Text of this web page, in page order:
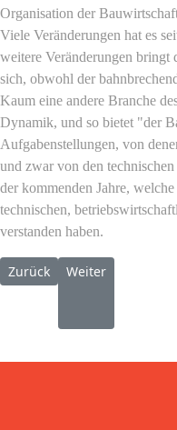
Organisation der
Viele Veränderungen hat es
weitere Veränderungen
sich, obwohl der
Kaum eine andere Branche
Dynamik, und so bietet "der
Aufgabenstellungen, von
und zwar von den
der kommenden Jahre,
technischen,
verstanden haben.
Vorheriger Beitrag: Prolog
Zurück Nächster Beitrag:
Weiter